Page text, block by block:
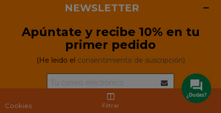
NEWSLETTER
Apúntate y recibe 10% en tu
primer pedido
(He leido el consentimiento de suscripción)
Filtrar
Cookies
¿Dudas?